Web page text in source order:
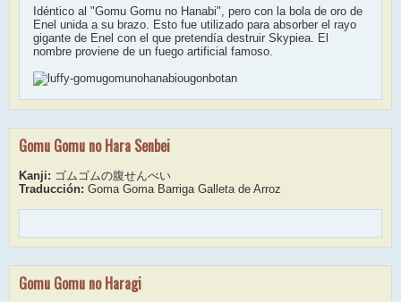
Idéntico al "Gomu Gomu no Hanabi", pero con la bola de oro de
Enel unida a su brazo. Esto fue utilizado para absorber el rayo
gigante de Enel con el que pretendía destruir Skypiea. El
nombre proviene de un fuego artificial famoso.
Gomu Gomu no Hara Senbei
Kanji: ゴムゴムの腹せんべい
Traducción: Goma Goma Barriga Galleta de Arroz
Gomu Gomu no Haragi